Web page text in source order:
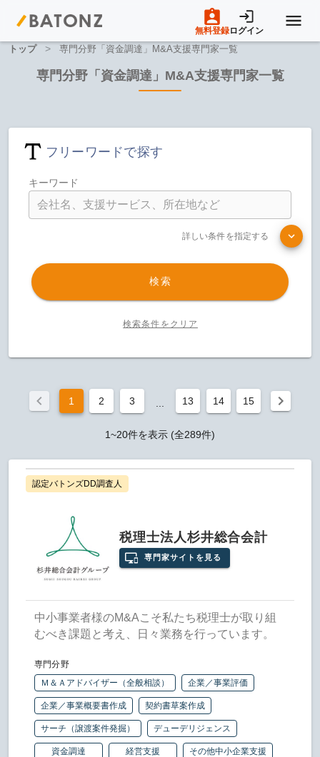
無料登録ログイン
売りたい方へ
買いたい方へ
M&A専門家の方へ
トップ > 専門分野「資金調達」M&A支援専門家一覧
専門分野「資金調達」M&A支援専門家一覧
フリーワードで探す
キーワード
詳しい条件を指定する
検索
検索条件をクリア
1 2 3 13 14 15
1~20件を表示 (全289件)
認定バトンズDD調査人
税理士法人杉井総合会計
専門家サイトを見る
中小事業者様のM&Aこそ私たち税理士が取り組
むべき課題と考え、日々業務を行っています。
専門分野
Ｍ＆Ａアドバイザー（全般相談）
企業／事業評価
企業／事業概要書作成 契約書草案作成
サーチ（譲渡案件発掘） デューデリジェンス
資金調達 経営支援 その他中小企業支援